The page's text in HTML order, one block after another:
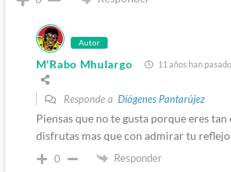
Autor
M'Rabo Mhulargo 11 años han
Responde a Diógenes Pantarújez
Piensas que no te gusta porque eres
disfrutas mas que con admirar tu
0 Responder